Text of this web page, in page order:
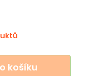
košíku